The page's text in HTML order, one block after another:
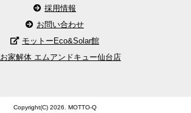
採用情報
お問い合わせ
モットーEco&Solar館
お家解体 エムアンドキュー仙台店
Copyright(C) 2026. MOTTO-Q